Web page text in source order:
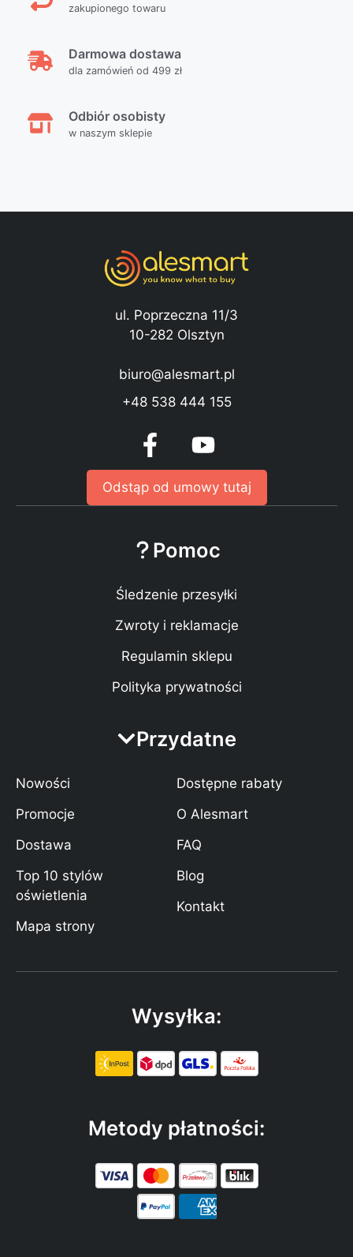
zakupionego towaru
Darmowa dostawa
dla zamówień od 499 zł
Odbiór osobisty
w naszym sklepie
ul. Poprzeczna 11/3
10-282 Olsztyn
biuro@alesmart.pl
+48 538 444 155
Odstąp od umowy tutaj
Pomoc
Śledzenie przesyłki
Zwroty i reklamacje
Regulamin sklepu
Polityka prywatności
Przydatne
Nowości
Promocje
Dostawa
Top 10 stylów
oświetlenia
Mapa strony
Dostępne rabaty
O Alesmart
FAQ
Blog
Kontakt
Wysyłka:
Metody płatności: